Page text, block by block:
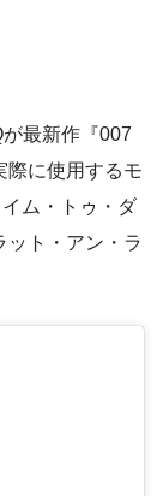
最新作『007
際に使用するモ
ム・トゥ・ダ
ット・アン・ラ